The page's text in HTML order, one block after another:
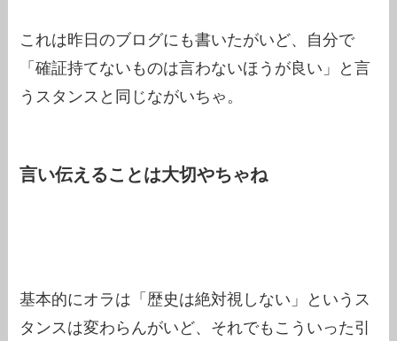
これは昨日のブログにも書いたがいど、自分で
「確証持てないものは言わないほうが良い」と言
うスタンスと同じながいちゃ。
言い伝えることは大切やちゃね
基本的にオラは「歴史は絶対視しない」というス
タンスは変わらんがいど、それでもこういった引